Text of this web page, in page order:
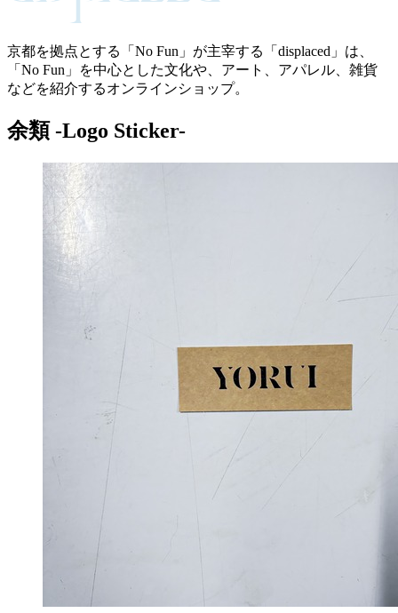
京都を拠点とする「No Fun」が主宰する「displaced」は、
「No Fun」を中心とした文化や、アート、アパレル、雑貨
などを紹介するオンラインショップ。
余類 -Logo Sticker-